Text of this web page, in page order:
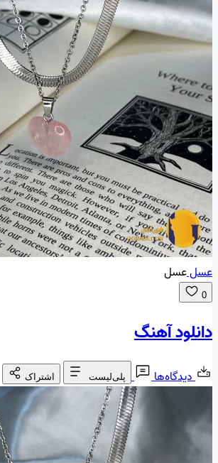
عسلعسل
0
دانلود آهنگ
دیدگاه‌ها پلی‌لیست اشتراک